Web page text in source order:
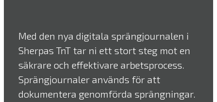
Med den nya digitala sprängjournalen i
Sherpas TnT tar ni ett stort steg mot en
säkrare och effektivare arbetsprocess.
Sprängjournaler används för att
dokumentera genomförda sprängningar.